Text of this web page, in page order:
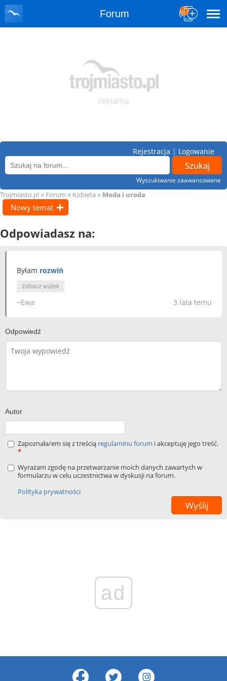
Forum
Wyszukiwanie zaawansowane
Rejestracja | Logowanie
Trojmiasto.pl » Forum » Kobieta » Moda i uroda
Nowy temat
Odpowiadasz na:
Byłam rozwiń
zobacz wątek
3 lata temu
~Ewa
Odpowiedź
Autor
Zapoznała/em się z treścią regulaminu forum i akceptuję jego treść.
*
Wyrażam zgodę na przetwarzanie moich danych zawartych w
formularzu w celu uczestnictwa w dyskusji na forum.
Polityka prywatności
ad